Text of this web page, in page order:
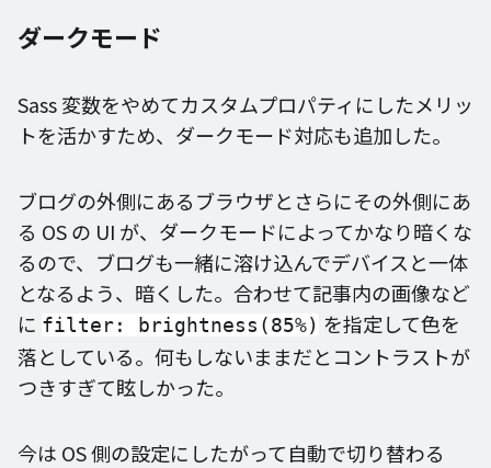
ダークモード
Sass 変数をやめてカスタムプロパティにしたメリッ
トを活かすため、ダークモード対応も追加した。
ブログの外側にあるブラウザとさらにその外側にあ
る OS の UI が、ダークモードによってかなり暗くな
るので、ブログも一緒に溶け込んでデバイスと一体
となるよう、暗くした。合わせて記事内の画像など
に filter: brightness(85%) を指定して色を
落としている。何もしないままだとコントラストが
つきすぎて眩しかった。
今は OS 側の設定にしたがって自動で切り替わる